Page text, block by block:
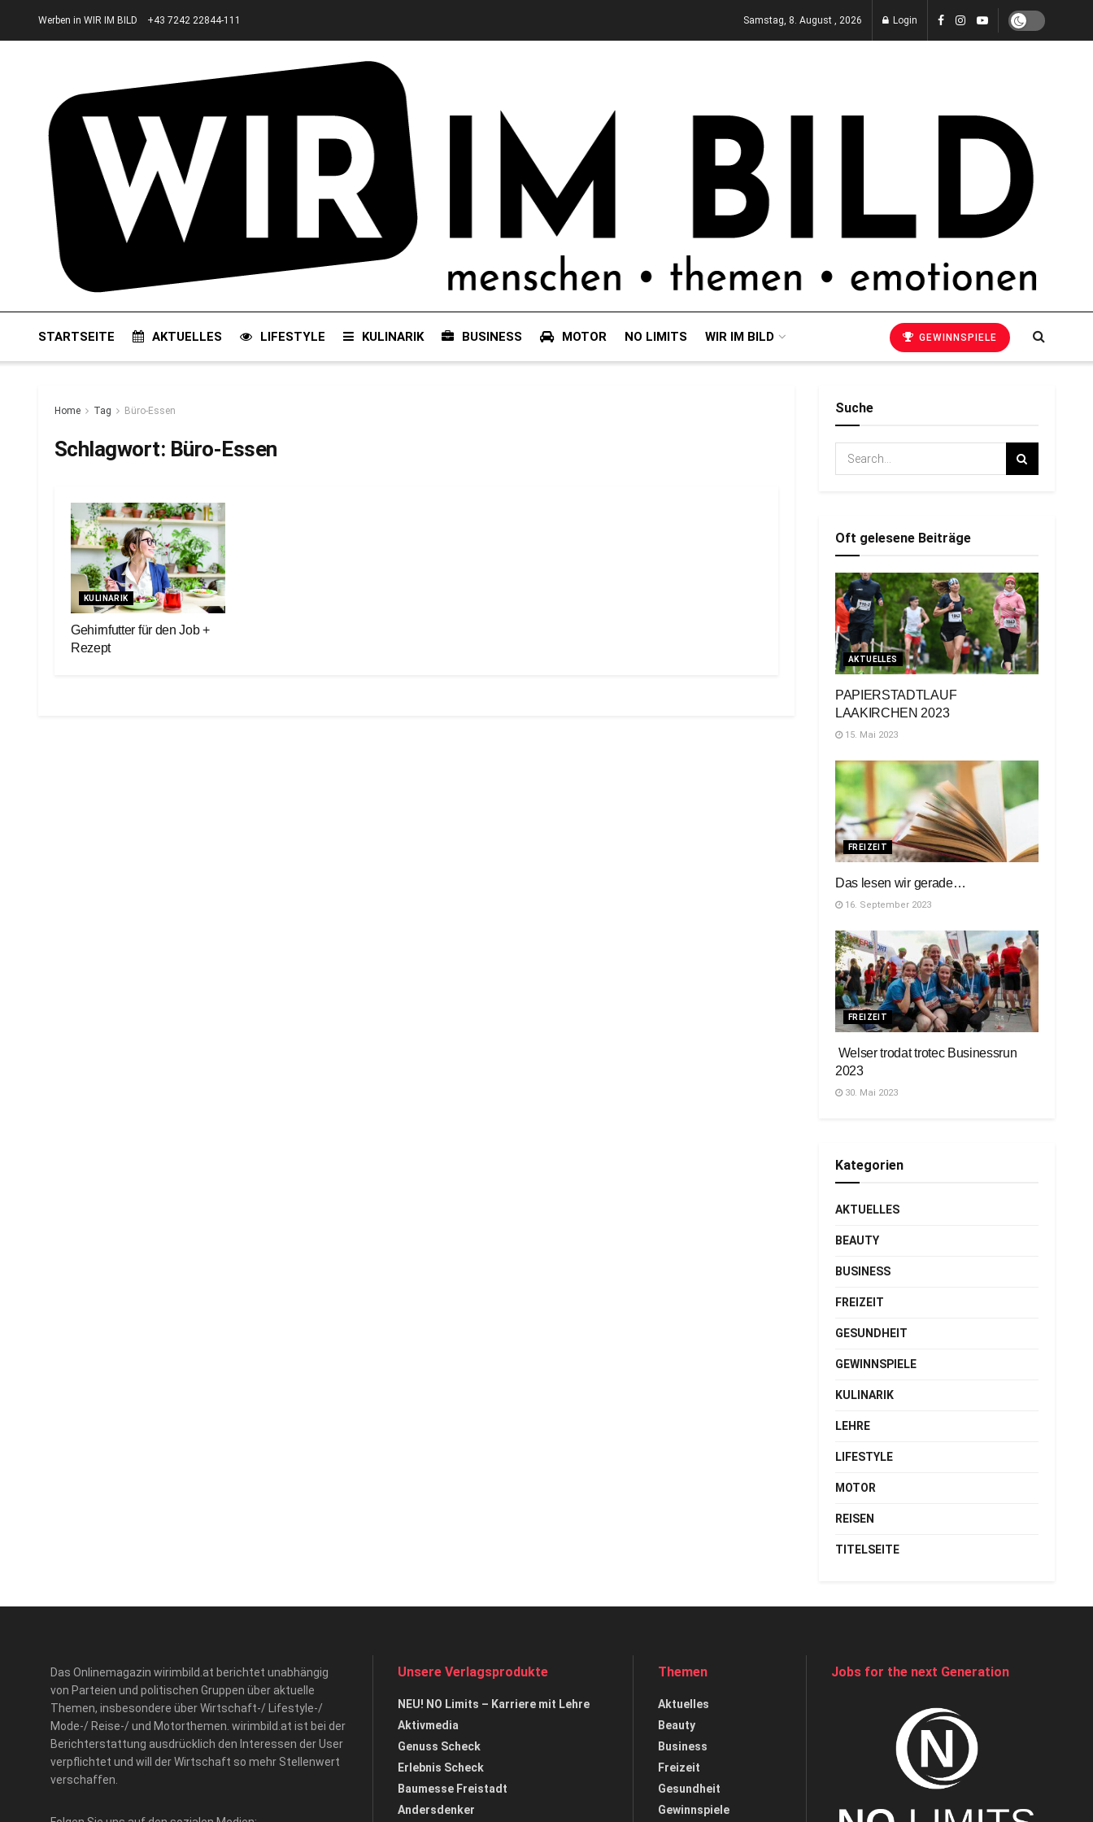
Werben in WIR IM BILD +43 7242 22844-111 Samstag, 8. August , 2026 Login
STARTSEITE AKTUELLES LIFESTYLE KULINARIK BUSINESS MOTOR NO LIMITS WIR IM BILD GEWINNSPIELE
Home Tag Büro-Essen
Schlagwort: Büro-Essen
KULINARIK
Gehirnfutter für den Job +
Rezept
Suche
Oft gelesene Beiträge
AKTUELLES
PAPIERSTADTLAUF
LAAKIRCHEN 2023
15. Mai 2023
FREIZEIT
Das lesen wir gerade…
16. September 2023
FREIZEIT
Welser trodat trotec Businessrun
2023
30. Mai 2023
Kategorien
AKTUELLES
BEAUTY
BUSINESS
FREIZEIT
GESUNDHEIT
GEWINNSPIELE
KULINARIK
LEHRE
LIFESTYLE
MOTOR
REISEN
TITELSEITE
Das Onlinemagazin wirimbild.at berichtet unabhängig
von Parteien und politischen Gruppen über aktuelle
Themen, insbesondere über Wirtschaft-/ Lifestyle-/
Mode-/ Reise-/ und Motorthemen. wirimbild.at ist bei der
Berichterstattung ausdrücklich den Interessen der User
verpflichtet und will der Wirtschaft so mehr Stellenwert
verschaffen.
Unsere Verlagsprodukte
NEU! NO Limits – Karriere mit Lehre
Aktivmedia
Genuss Scheck
Erlebnis Scheck
Baumesse Freistadt
Andersdenker
Themen
Aktuelles
Beauty
Business
Freizeit
Gesundheit
Gewinnspiele
Jobs for the next Generation